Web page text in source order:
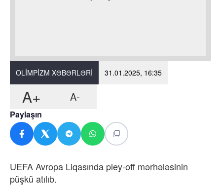
OLIMPIZM XƏBƏRLƏRI 31.01.2025, 16:35
A+ A-
Paylaşın
UEFA Avropa Liqasında pley-off mərhələsinin
püşkü atılıb.